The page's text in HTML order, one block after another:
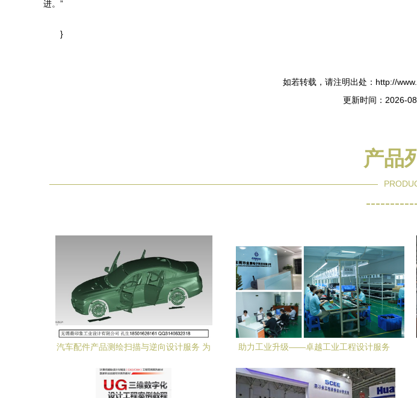
进。”
}
如若转载，请注明出处：http://
更新时间：2026-
产品
汽车配件产品测绘扫描与逆向设计服务 为
创新动力
助力工业升级——卓越工业工程设计服务